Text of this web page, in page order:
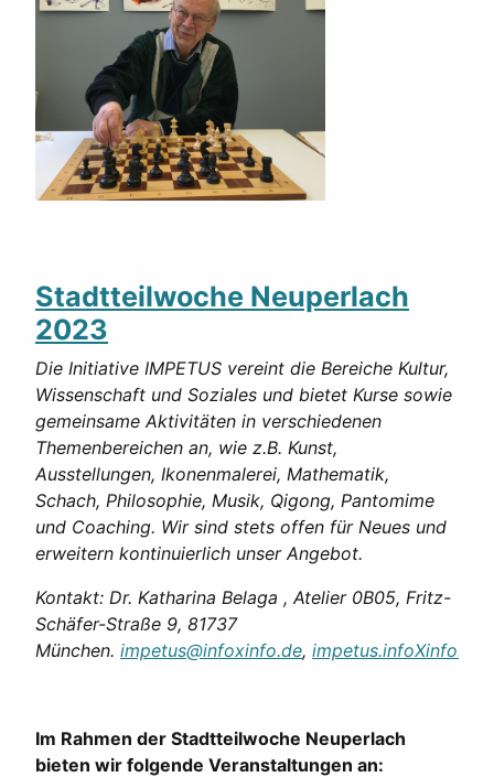
Stadtteilwoche Neuperlach
2023
Die Initiative IMPETUS vereint die Bereiche Kultur,
Wissenschaft und Soziales und bietet Kurse sowie
gemeinsame Aktivitäten in verschiedenen
Themenbereichen an, wie z.B. Kunst,
Ausstellungen, Ikonenmalerei, Mathematik,
Schach, Philosophie, Musik, Qigong, Pantomime
und Coaching. Wir sind stets offen für Neues und
erweitern kontinuierlich unser Angebot.
Kontakt: Dr. Katharina Belaga , Atelier 0B05, Fritz-
Schäfer-Straße 9, 81737
München. impetus@infoxinfo.de, impetus.infoXinfo.de
Im Rahmen der Stadtteilwoche Neuperlach
bieten wir folgende Veranstaltungen an: